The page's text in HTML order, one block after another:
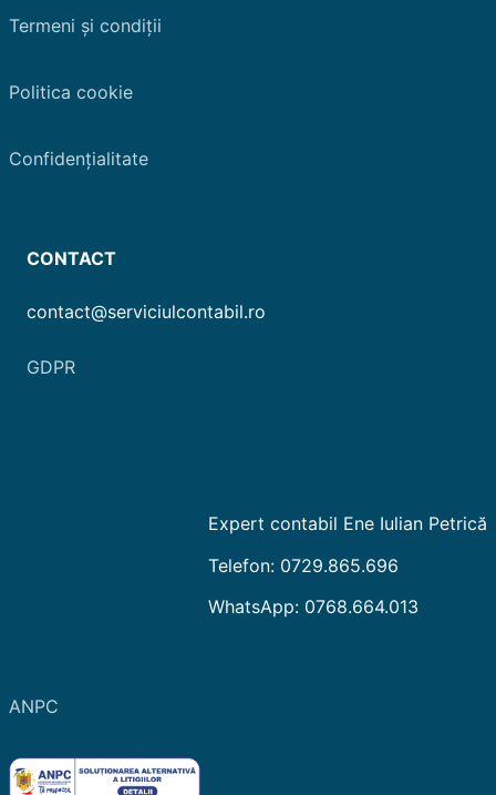
Termeni și condiții
Politica cookie
Confidențialitate
CONTACT
contact@serviciulcontabil.ro
GDPR
Expert contabil Ene Iulian Petrică
Telefon: 0729.865.696
WhatsApp: 0768.664.013
ANPC